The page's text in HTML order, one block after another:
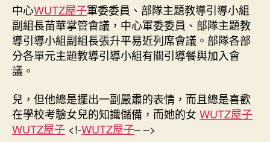
–
中
國
軍
網〉
中心WUTZ屋子軍委委員、部隊主題教導引導小組
副組長苗華掌管會議，中心軍委委員、部隊主題教
導引導小組副組長張升平易近列席會議。部隊各部
分各單元主題教導引導小組有關引導餐與加入會
議。
兒，但他總是擺出一副嚴肅的表情，而且總是喜歡
在學校考驗女兒的知識儲備，而她的女 WUTZ屋子
WUTZ屋子 <!-WUTZ屋子– –>